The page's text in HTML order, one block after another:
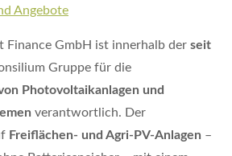
Angebote
Finance GmbH ist innerhalb der seit
Gruppe für die
Photovoltaikanlagen und
verantwortlich. Der
Freiflächen- und Agri-PV-Anlagen –